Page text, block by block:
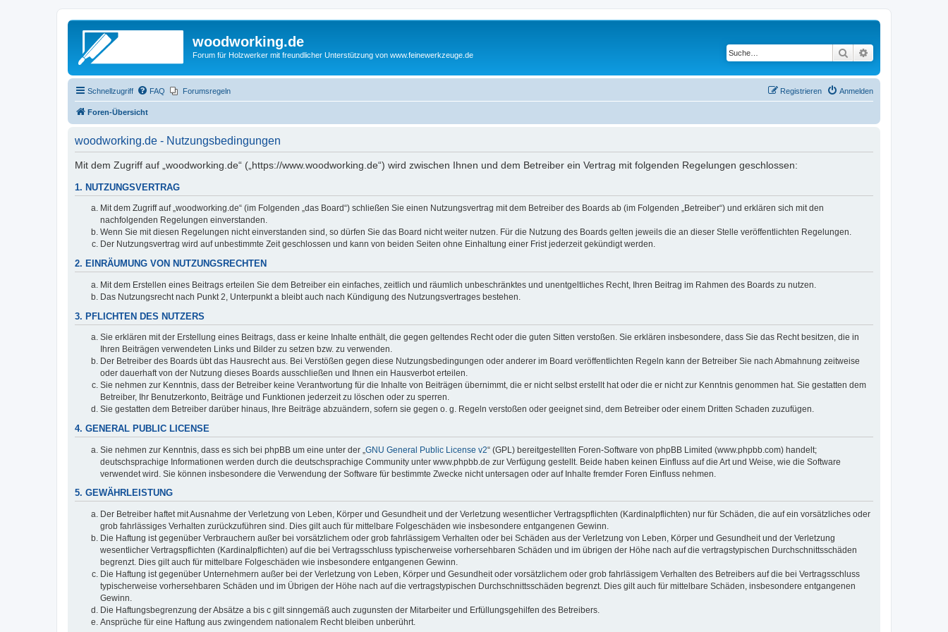
woodworking.de
Forum für Holzwerker mit freundlicher Unterstützung von www.feinewerkzeuge.de Suche
Schnellzugriff FAQ Forumsregeln Anmelden
Registrieren
Foren-Übersicht
woodworking.de - Nutzungsbedingungen
Mit dem Zugriff auf „woodworking.de“ („https://www.woodworking.de“) wird zwischen Ihnen und dem Betreiber ein Vertrag mit folgenden Regelungen geschlossen:
1. NUTZUNGSVERTRAG
Mit dem Zugriff auf „woodworking.de“ (im Folgenden „das Board“) schließen Sie einen Nutzungsvertrag mit dem Betreiber des Boards ab (im Folgenden „Betreiber“) und erklären sich mit den
nachfolgenden Regelungen einverstanden.
Wenn Sie mit diesen Regelungen nicht einverstanden sind, so dürfen Sie das Board nicht weiter nutzen. Für die Nutzung des Boards gelten jeweils die an dieser Stelle veröffentlichten Regelungen.
Der Nutzungsvertrag wird auf unbestimmte Zeit geschlossen und kann von beiden Seiten ohne Einhaltung einer Frist jederzeit gekündigt werden.
2. EINRÄUMUNG VON NUTZUNGSRECHTEN
Mit dem Erstellen eines Beitrags erteilen Sie dem Betreiber ein einfaches, zeitlich und räumlich unbeschränktes und unentgeltliches Recht, Ihren Beitrag im Rahmen des Boards zu nutzen.
Das Nutzungsrecht nach Punkt 2, Unterpunkt a bleibt auch nach Kündigung des Nutzungsvertrages bestehen.
3. PFLICHTEN DES NUTZERS
Sie erklären mit der Erstellung eines Beitrags, dass er keine Inhalte enthält, die gegen geltendes Recht oder die guten Sitten verstoßen. Sie erklären insbesondere, dass Sie das Recht besitzen, die in
Ihren Beiträgen verwendeten Links und Bilder zu setzen bzw. zu verwenden.
Der Betreiber des Boards übt das Hausrecht aus. Bei Verstößen gegen diese Nutzungsbedingungen oder anderer im Board veröffentlichten Regeln kann der Betreiber Sie nach Abmahnung zeitweise
oder dauerhaft von der Nutzung dieses Boards ausschließen und Ihnen ein Hausverbot erteilen.
Sie nehmen zur Kenntnis, dass der Betreiber keine Verantwortung für die Inhalte von Beiträgen übernimmt, die er nicht selbst erstellt hat oder die er nicht zur Kenntnis genommen hat. Sie gestatten dem
Betreiber, Ihr Benutzerkonto, Beiträge und Funktionen jederzeit zu löschen oder zu sperren.
Sie gestatten dem Betreiber darüber hinaus, Ihre Beiträge abzuändern, sofern sie gegen o. g. Regeln verstoßen oder geeignet sind, dem Betreiber oder einem Dritten Schaden zuzufügen.
4. GENERAL PUBLIC LICENSE
Sie nehmen zur Kenntnis, dass es sich bei phpBB um eine unter der „ GNU General Public License v2“ (GPL) bereitgestellten Foren-Software von phpBB Limited (www.phpbb.com) handelt;
deutschsprachige Informationen werden durch die deutschsprachige Community unter www.phpbb.de zur Verfügung gestellt. Beide haben keinen Einfluss auf die Art und Weise, wie die Software
verwendet wird. Sie können insbesondere die Verwendung der Software für bestimmte Zwecke nicht untersagen oder auf Inhalte fremder Foren Einfluss nehmen.
5. GEWÄHRLEISTUNG
Der Betreiber haftet mit Ausnahme der Verletzung von Leben, Körper und Gesundheit und der Verletzung wesentlicher Vertragspflichten (Kardinalpflichten) nur für Schäden, die auf ein vorsätzliches oder
grob fahrlässiges Verhalten zurückzuführen sind. Dies gilt auch für mittelbare Folgeschäden wie insbesondere entgangenen Gewinn.
Die Haftung ist gegenüber Verbrauchern außer bei vorsätzlichem oder grob fahrlässigem Verhalten oder bei Schäden aus der Verletzung von Leben, Körper und Gesundheit und der Verletzung
wesentlicher Vertragspflichten (Kardinalpflichten) auf die bei Vertragsschluss typischerweise vorhersehbaren Schäden und im übrigen der Höhe nach auf die vertragstypischen Durchschnittsschäden
begrenzt. Dies gilt auch für mittelbare Folgeschäden wie insbesondere entgangenen Gewinn.
Die Haftung ist gegenüber Unternehmern außer bei der Verletzung von Leben, Körper und Gesundheit oder vorsätzlichem oder grob fahrlässigem Verhalten des Betreibers auf die bei Vertragsschluss
typischerweise vorhersehbaren Schäden und im Übrigen der Höhe nach auf die vertragstypischen Durchschnittsschäden begrenzt. Dies gilt auch für mittelbare Schäden, insbesondere entgangenen
Gewinn.
Die Haftungsbegrenzung der Absätze a bis c gilt sinngemäß auch zugunsten der Mitarbeiter und Erfüllungsgehilfen des Betreibers.
Ansprüche für eine Haftung aus zwingendem nationalem Recht bleiben unberührt.